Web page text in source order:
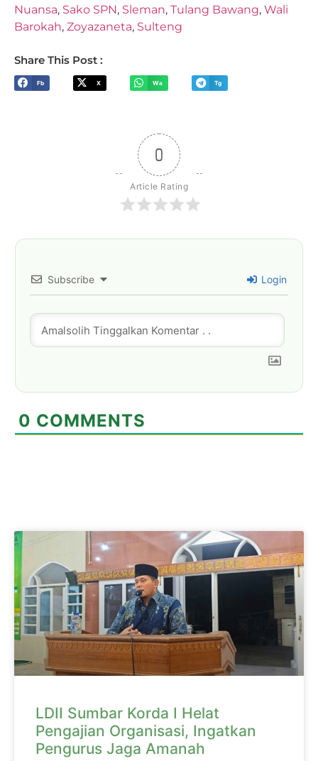
Nuansa, Sako SPN, Sleman, Tulang Bawang, Wali
Barokah, Zoyazaneta, Sulteng
Share This Post :
Fb X Wa Tg
0
Article Rating
Subscribe Login
0 COMMENTS
LDII Sumbar Korda I Helat
Pengajian Organisasi, Ingatkan
Pengurus Jaga Amanah